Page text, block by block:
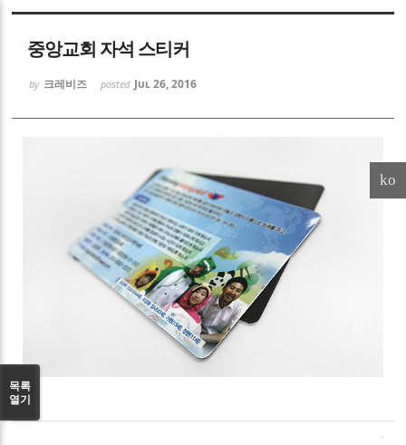
중앙교회 자석 스티커
by 크레비즈 posted Jul 26, 2016
목록
열기
ko
Sketchbook5, 스케치북5
Sketchbook5, 스케치북5